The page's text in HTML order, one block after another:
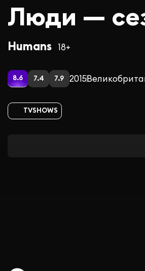
Люди —
Humans 18+
8.6 7.4 7.9 2015
TVSHOWS